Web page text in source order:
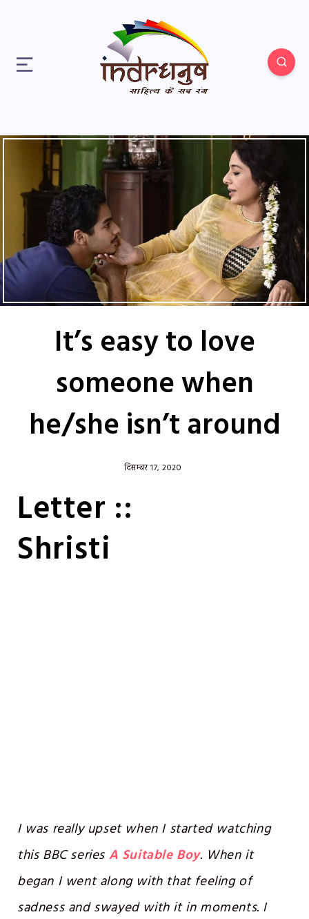
It’s easy to love
someone when
he/she isn’t around
दिसम्बर 17, 2020
Letter ::
Shristi
I was really upset when I started watching
this BBC series A Suitable Boy. When it
began I went along with that feeling of
sadness and swayed with it in moments. I